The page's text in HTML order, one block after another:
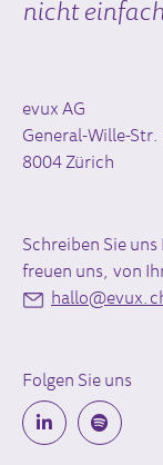
nicht
evux AG
General-Wille-Str.
8004 Zürich
Schreiben Sie
freuen uns, von
Folgen Sie uns